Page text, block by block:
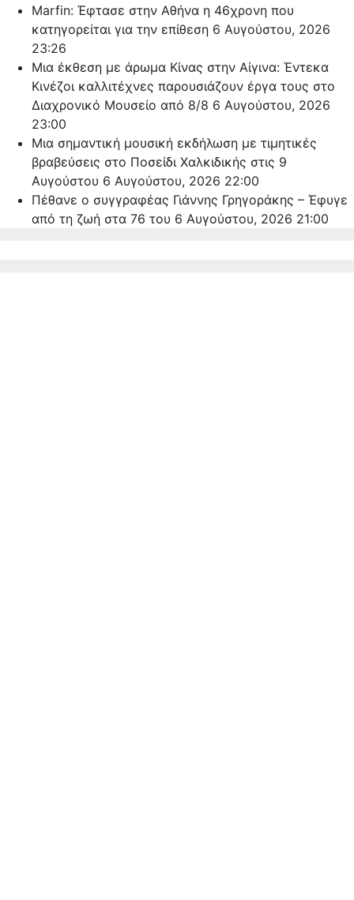
Marfin: Έφτασε στην Αθήνα η 46χρονη που
κατηγορείται για την επίθεση 6 Αυγούστου, 2026
23:26
Μια έκθεση με άρωμα Κίνας στην Αίγινα: Έντεκα
Κινέζοι καλλιτέχνες παρουσιάζουν έργα τους στο
Διαχρονικό Μουσείο από 8/8 6 Αυγούστου, 2026
23:00
Μια σημαντική μουσική εκδήλωση με τιμητικές
βραβεύσεις στο Ποσείδι Χαλκιδικής στις 9
Αυγούστου 6 Αυγούστου, 2026 22:00
Πέθανε ο συγγραφέας Γιάννης Γρηγοράκης – Έφυγε
από τη ζωή στα 76 του 6 Αυγούστου, 2026 21:00